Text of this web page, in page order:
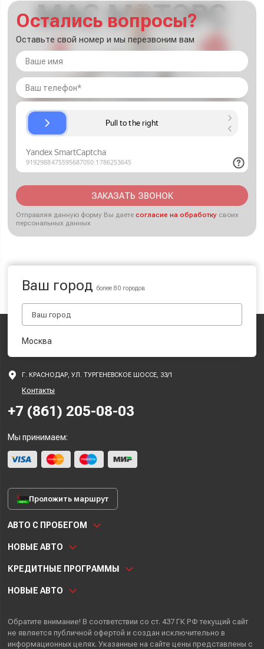
Остались вопросы?
Оставьте свой номер и мы перезвоним вам
ЗАКАЗАТЬ ЗВОНОК
Отправляя данную форму Вы даетесогласие на обработку своих
персональных данных
Ваш городболее 80 городов
Москва
Г. КРАСНОДАР, УЛ. ТУРГЕНЕВСКОЕ ШОССЕ, 33/1
Контакты
+7 (861) 205-08-03
Мы принимаем:
Проложить маршрут
АВТО С ПРОБЕГОМ
НОВЫЕ АВТО
КРЕДИТНЫЕ ПРОГРАММЫ
НОВЫЕ АВТО
Обратите внимание! В соответствии со ст. 437 ГК РФ текущий сайт
не является публичной офертой и создан исключительно в
информационных целях. Указанные на сайте цены представлены с